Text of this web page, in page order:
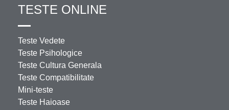
TESTE ONLINE
Teste Vedete
Teste Psihologice
Teste Cultura Generala
Teste Compatibilitate
Mini-teste
Teste Haioase